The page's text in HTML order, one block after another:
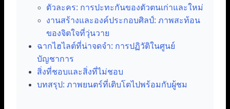
ตัวละคร: การปะทะกันของตัวตนเก่าและใหม่
งานสร้างและองค์ประกอบศิลป์: ภาพสะท้อน
ของจิตใจที่วุ่นวาย
ฉากไฮไลต์ที่น่าจดจำ: การปฏิวัติในศูนย์
บัญชาการ
สิ่งที่ชอบและสิ่งที่ไม่ชอบ
บทสรุป: ภาพยนตร์ที่เติบโตไปพร้อมกับผู้ชม